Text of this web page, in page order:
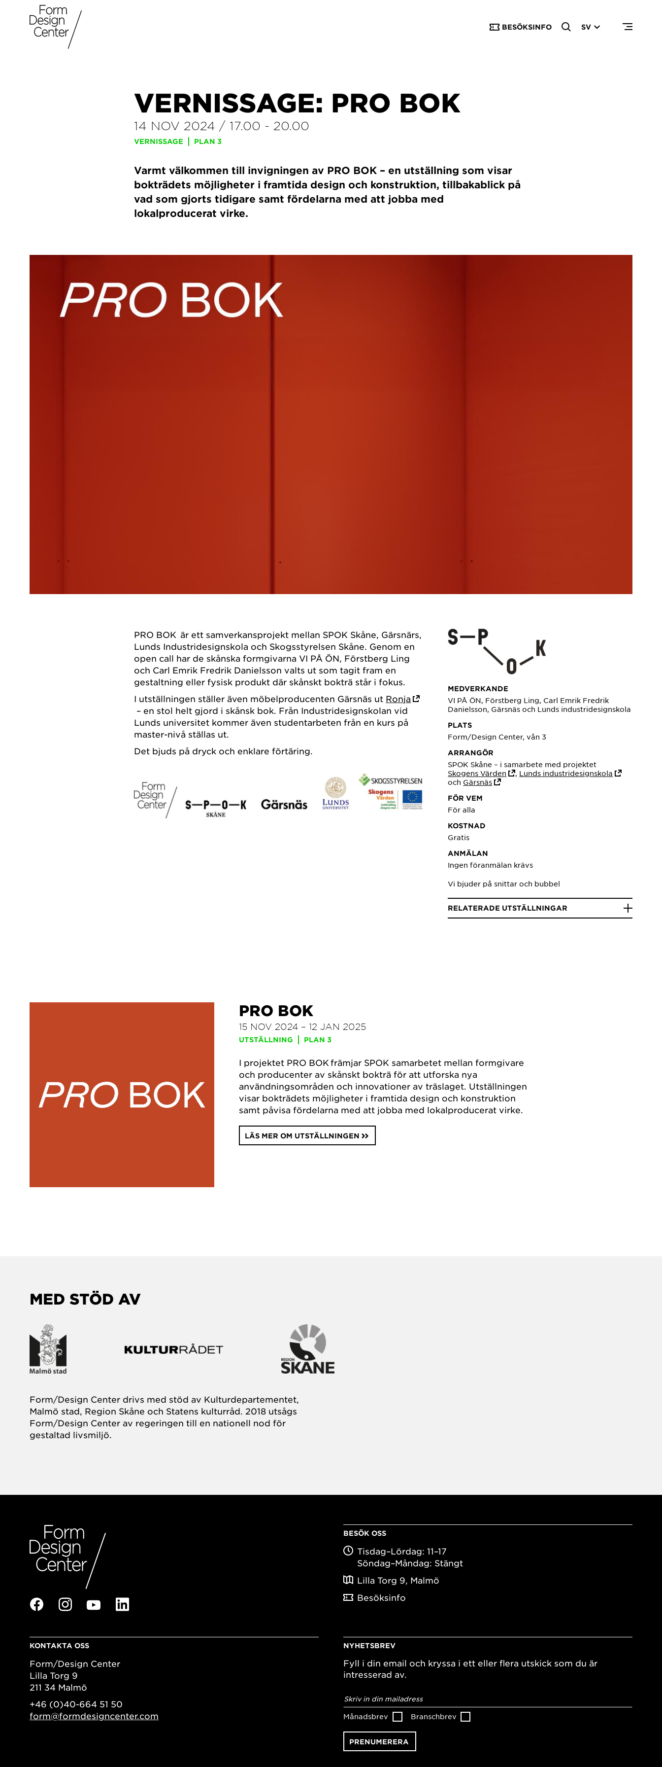
BESÖKSINFO SV
VERNISSAGE: PRO BOK
14 NOV 2024 / 17.00 - 20.00
VERNISSAGE PLAN 3
Varmt välkommen till invigningen av PRO BOK – en utställning som visar
bokträdets möjligheter i framtida design och konstruktion, tillbakablick på
vad som gjorts tidigare samt fördelarna med att jobba med
lokalproducerat virke.
PRO BOK är ett samverkansprojekt mellan SPOK Skåne, Gärsnärs,
Lunds Industridesignskola och Skogsstyrelsen Skåne. Genom en
open call har de skånska formgivarna VI PÅ ÖN, Förstberg Ling
och Carl Emrik Fredrik Danielsson valts ut som tagit fram en
gestaltning eller fysisk produkt där skånskt bokträ står i fokus.
I utställningen ställer även möbelproducenten Gärsnäs ut Ronja
– en stol helt gjord i skånsk bok. Från Industridesignskolan vid
Lunds universitet kommer även studentarbeten från en kurs på
master-nivå ställas ut.
Det bjuds på dryck och enklare förtäring.
MEDVERKANDE
VI PÅ ÖN, Förstberg Ling, Carl Emrik Fredrik
Danielsson, Gärsnäs och Lunds industridesignskola
PLATS
Form/Design Center, vån 3
ARRANGÖR
SPOK Skåne – i samarbete med projektet
Skogens Värden
, Lunds industridesignskola
och Gärsnäs
FÖR VEM
För alla
KOSTNAD
Gratis
ANMÄLAN
Ingen föranmälan krävs
Vi bjuder på snittar och bubbel
RELATERADE UTSTÄLLNINGAR
PRO BOK
15 NOV 2024 – 12 JAN 2025
UTSTÄLLNING PLAN 3
I projektet PRO BOK främjar SPOK samarbetet mellan formgivare
och producenter av skånskt bokträ för att utforska nya
användningsområden och innovationer av träslaget. Utställningen
visar bokträdets möjligheter i framtida design och konstruktion
samt påvisa fördelarna med att jobba med lokalproducerat virke.
LÄS MER OM UTSTÄLLNINGEN
MED STÖD AV
Form/Design Center drivs med stöd av Kulturdepartementet,
Malmö stad, Region Skåne och Statens kulturråd. 2018 utsågs
Form/Design Center av regeringen till en nationell nod för
gestaltad livsmiljö.
BESÖK OSS
Tisdag–Lördag: 11–17
Söndag–Måndag: Stängt
Lilla Torg 9, Malmö
Besöksinfo
KONTAKTA OSS
Form/Design Center
Lilla Torg 9
211 34 Malmö
+46 (0)40-664 51 50
form@formdesigncenter.com
NYHETSBREV
Fyll i din email och kryssa i ett eller flera utskick som du är
intresserad av.
postadress*
Månadsbrev Branschbrev